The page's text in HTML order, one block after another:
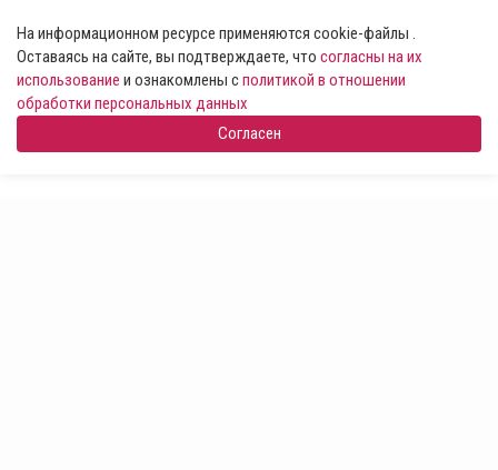
На информационном ресурсе применяются cookie-файлы .
Оставаясь на сайте, вы подтверждаете, что согласны на их
использование и ознакомлены сполитикой в отношении
обработки персональных данных
Согласен